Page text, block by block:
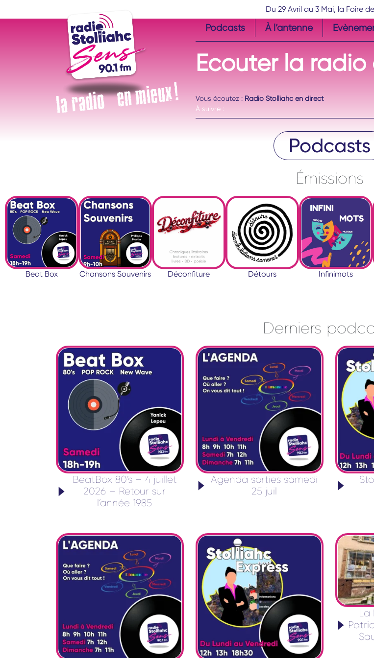
Du 29 Avril au 3 Mai, la Foire
Podcasts À l’antenne
Ecouterla radio
Vous écoutez : Radio Stolliahc en direct
À suivre :
Podcasts
Émissions
Beat Box Chansons Souvenirs Déconfiture Détours Infinimots
Derniers
BeatBox 80’s – 4 juillet
2026 – Retour sur
l’année 1985
Agenda sorties samedi
25 juil
La